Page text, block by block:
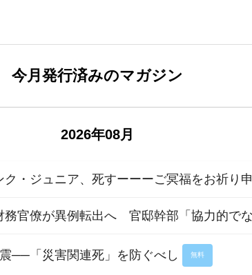
今月発行済みのマガジン
2026年08月
ク・ジュニア、死すーーーご冥福をお祈り
務官僚が異例転出へ 官邸幹部「協力的でな
──「災害関連死」を防ぐべし 無料